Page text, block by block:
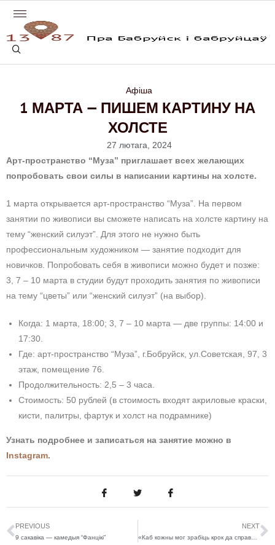
Афіша
1 МАРТА — ПИШЕМ КАРТИНУ НА
ХОЛСТЕ
27 лютага, 2024
Арт-пространство “Муза” приглашает всех желающих
попробовать свои силы в написании картины на холсте.
1 марта открывается арт-пространство “Муза”. На первом
занятии по живописи вы сможете написать на холсте картину на
тему “женский силуэт”. Для этого не нужно быть
профессиональным художником — занятие подходит для
новичков. Попробовать себя в живописи можно будет и позже:
3, 7 – 10 марта в студии будут проходить занятия по живописи
на тему “цветы” или “женский силуэт” (на выбор).
Когда: 1 марта, 18:00; 3, 7 – 10 марта — две группы: 14:00 и
17:30.
Где: арт-пространство “Муза”, г.Бобруйск, ул.Советская, 97, 3
этаж, помещение 76.
Продолжительность: 2,5 – 3 часа.
Стоимость: 50 рублей (в стоимость входят акриловые краски,
кисти, палитры, фартук и холст на подрамнике)
Узнать подробнее и записаться на занятие можно в
Instagram.
PREVIOUS
9 сакавіка — камедыя “Фанцікі”
NEXT
«Каб кожны мог зрабіць крок да справы мары». Відэаўрокі інтэнсіву «Ад ідэі да запуску» – у адкрытым доступе